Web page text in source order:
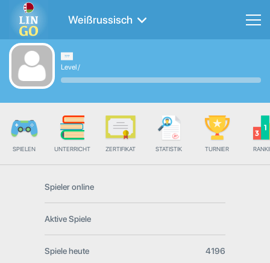
Weißrussisch
Level/
SPIELEN UNTERRICHT ZERTIFIKAT STATISTIK TURNIER
Spieler online
Aktive Spiele
Spiele heute 4196